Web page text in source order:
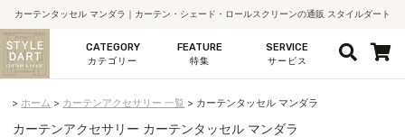
カーテンタッセル マンダラ｜カーテン・シェード・ロールスクリーンの通販 スタイルダート
CATEGORY
カテゴリー
FEATURE
特集
SERVICE
サービス
ホーム カーテンアクセサリー 一覧 カーテンタッセル マンダラ
カーテンアクセサリー カーテンタッセル マンダラ